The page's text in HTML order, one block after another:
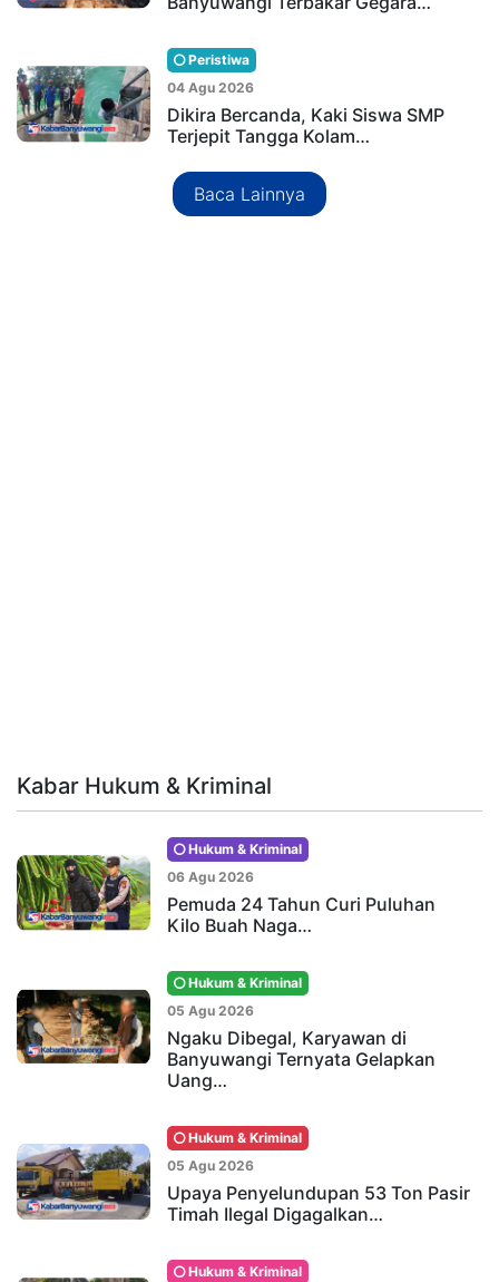
Peristiwa
04 Agu 2026
Dikira Bercanda, Kaki Siswa SMP
Terjepit Tangga Kolam…
Baca Lainnya
Kabar Hukum & Kriminal
Hukum & Kriminal
06 Agu 2026
Pemuda 24 Tahun Curi Puluhan
Kilo Buah Naga…
Hukum & Kriminal
05 Agu 2026
Ngaku Dibegal, Karyawan di
Banyuwangi Ternyata Gelapkan
Uang…
Hukum & Kriminal
05 Agu 2026
Upaya Penyelundupan 53 Ton Pasir
Timah Ilegal Digagalkan…
Hukum & Kriminal